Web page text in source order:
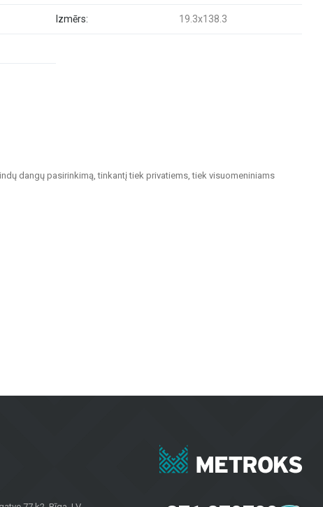
Izmērs: 19.3x138.3
dangų pasirinkimą, tinkantį tiek privatiems, tiek visuomeniniams